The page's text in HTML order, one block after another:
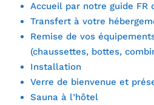
Accueil par notre guide FR
Transfert à votre
Remise de vos
(chaussettes, bottes,
Installation
Verre de bienvenue et
Sauna à l’hôtel